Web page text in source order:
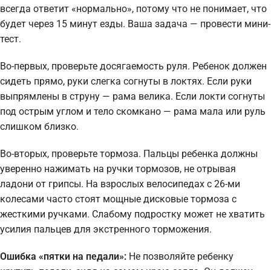
всегда ответит «нормально», потому что не понимает, что
будет через 15 минут езды. Ваша задача — провести мини-
тест.
Во-первых, проверьте досягаемость руля. Ребенок должен
сидеть прямо, руки слегка согнуты в локтях. Если руки
выпрямлены в струну — рама велика. Если локти согнуты
под острым углом и тело скомкано — рама мала или руль
слишком близко.
Во-вторых, проверьте тормоза. Пальцы ребенка должны
уверенно нажимать на ручки тормозов, не отрывая
ладони от грипсы. На взрослых велосипедах с 26-ми
колесами часто стоят мощные дисковые тормоза с
жесткими ручками. Слабому подростку может не хватить
усилия пальцев для экстренного торможения.
Ошибка «пятки на педали»: Не позволяйте ребенку